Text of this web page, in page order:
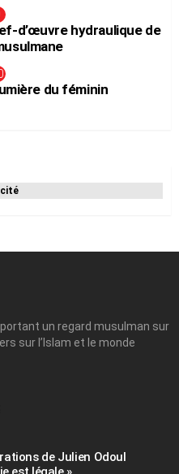
d’œuvre hydraulique de
du féminin
un regard musulman sur
sur l’Islam et le monde
de Julien Odoul